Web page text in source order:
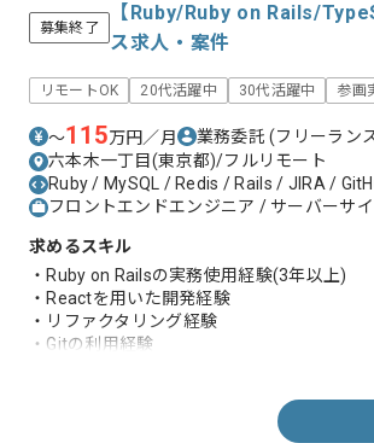
募集終了
【Ruby/Ruby on Rails/
ス求人・案件
リモートOK 20代活躍中 30代活躍中 参画
〜115万円／月 業務委託(フリーラン
六本木一丁目(東京都)/フルリモート
Ruby / MySQL / Redis / Rails / JIRA /
フロントエンドエンジニア / サーバーサ
求めるスキル
・Ruby on Railsの実務使用経験(3年以上)
・Reactを用いた開発経験
・リファクタリング経験
・Gitの利用経験